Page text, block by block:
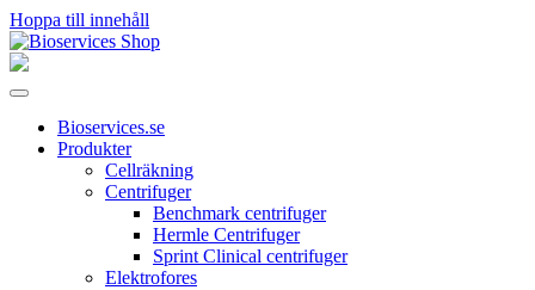
Hoppa till innehåll
Huvudnavigering
Bioservices.se
Produkter
Cellräkning
Centrifuger
Benchmark centrifuger
Hermle Centrifuger
Sprint Clinical centrifuger
Elektrofores